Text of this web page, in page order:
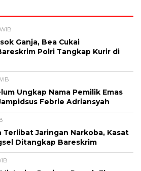
Ganja, Bea Cukai
Polri Tangkap Kurir di
Ungkap Nama Pemilik Emas
Febrie Adriansyah
Jaringan Narkoba, Kasat
Ditangkap Bareskrim